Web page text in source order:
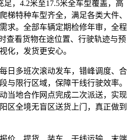
，4.2米至17.5米全车型覆盖，高
梯特种车型齐全，满足各类大件、
求。全部车辆定期检修年审，全程
查看货物在途位置、行驶轨迹与预
化，发货更安心。
日多班次滚动发车，错峰调度、合
与限行区域，保障干线行驶效率。
当地合作网点完成二次派送，实现
区全境无盲区送货上门，真正做到